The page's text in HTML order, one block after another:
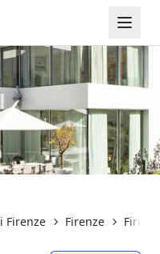
Firenze Firenze